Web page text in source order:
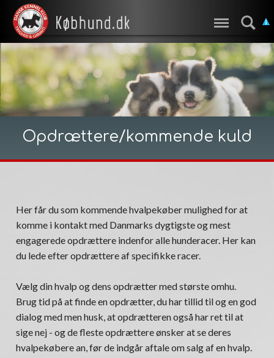
Opdrættere/kommende kuld
Her får du som kommende hvalpekøber mulighed for at
komme i kontakt med Danmarks dygtigste og mest
engagerede opdrættere indenfor alle hunderacer. Her kan
du lede efter opdrættere af specifikke racer.
Vælg din hvalp og dens opdrætter med største omhu.
Brug tid på at finde en opdrætter, du har tillid til og en god
dialog med men husk, at opdrætteren også har ret til at
sige nej - og de fleste opdrættere ønsker at se deres
hvalpekøbere an, før de indgår aftale om salg af en hvalp.